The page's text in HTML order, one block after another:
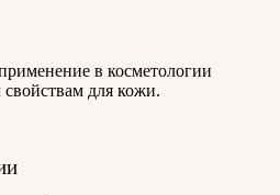
в косметологии
для кожи.